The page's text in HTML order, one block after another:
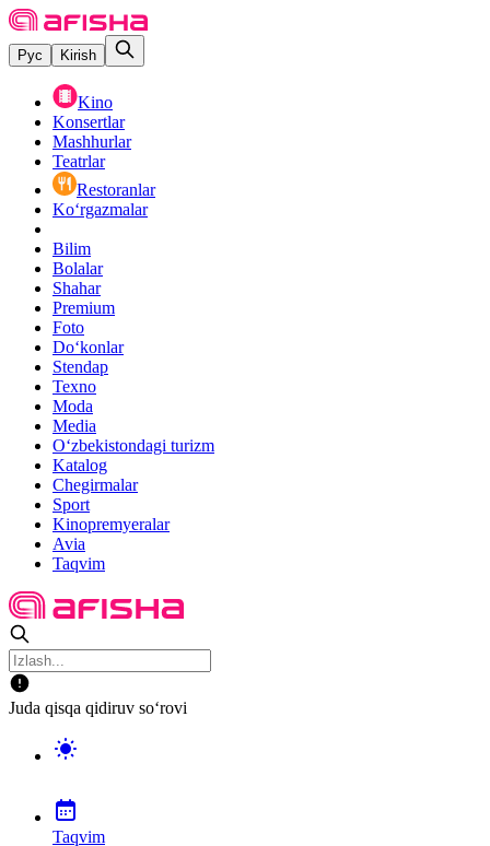
Рус Kirish
Kino
Konsertlar
Mashhurlar
Teatrlar
Restoranlar
Ko‘rgazmalar
Bilim
Bolalar
Shahar
Premium
Foto
Do‘konlar
Stendap
Texno
Moda
Media
O‘zbekistondagi turizm
Katalog
Chegirmalar
Sport
Kinopremyeralar
Avia
Taqvim
Juda qisqa qidiruv so‘rovi
Taqvim